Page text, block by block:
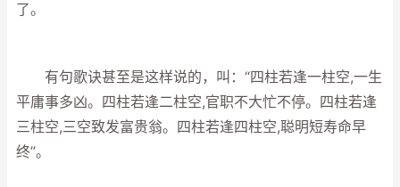
了。
有句歌诀甚至是这样说的，叫：“四柱若逢一柱空,一生
平庸事多凶。四柱若逢二柱空,官职不大忙不停。四柱若逢
三柱空,三空致发富贵翁。四柱若逢四柱空,聪明短寿命早
终”。